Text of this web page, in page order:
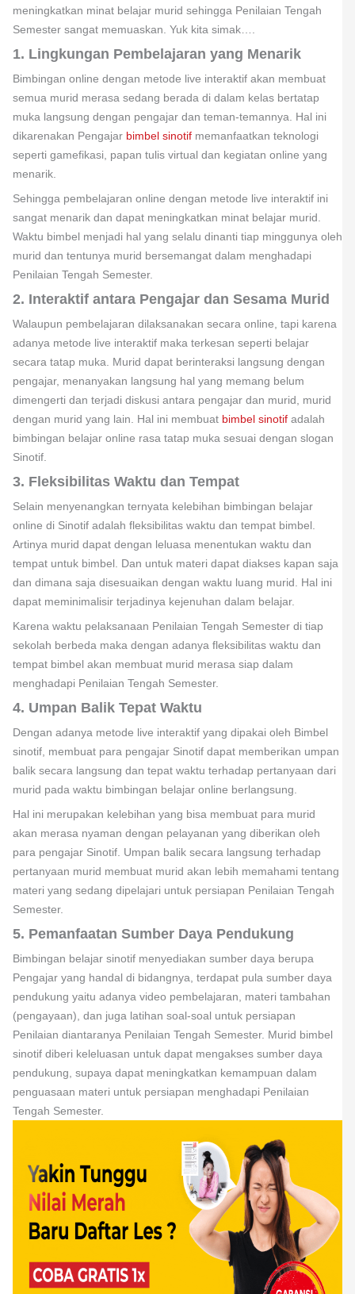
meningkatkan minat belajar murid sehingga Penilaian Tengah
Semester sangat memuaskan. Yuk kita simak….
1. Lingkungan Pembelajaran yang Menarik
Bimbingan online dengan metode live interaktif akan membuat
semua murid merasa sedang berada di dalam kelas bertatap
muka langsung dengan pengajar dan teman-temannya. Hal ini
dikarenakan Pengajar bimbel sinotif memanfaatkan teknologi
seperti gamefikasi, papan tulis virtual dan kegiatan online yang
menarik.
Sehingga pembelajaran online dengan metode live interaktif ini
sangat menarik dan dapat meningkatkan minat belajar murid.
Waktu bimbel menjadi hal yang selalu dinanti tiap minggunya oleh
murid dan tentunya murid bersemangat dalam menghadapi
Penilaian Tengah Semester.
2. Interaktif antara Pengajar dan Sesama Murid
Walaupun pembelajaran dilaksanakan secara online, tapi karena
adanya metode live interaktif maka terkesan seperti belajar
secara tatap muka. Murid dapat berinteraksi langsung dengan
pengajar, menanyakan langsung hal yang memang belum
dimengerti dan terjadi diskusi antara pengajar dan murid, murid
dengan murid yang lain. Hal ini membuat bimbel sinotif adalah
bimbingan belajar online rasa tatap muka sesuai dengan slogan
Sinotif.
3. Fleksibilitas Waktu dan Tempat
Selain menyenangkan ternyata kelebihan bimbingan belajar
online di Sinotif adalah fleksibilitas waktu dan tempat bimbel.
Artinya murid dapat dengan leluasa menentukan waktu dan
tempat untuk bimbel. Dan untuk materi dapat diakses kapan saja
dan dimana saja disesuaikan dengan waktu luang murid. Hal ini
dapat meminimalisir terjadinya kejenuhan dalam belajar.
Karena waktu pelaksanaan Penilaian Tengah Semester di tiap
sekolah berbeda maka dengan adanya fleksibilitas waktu dan
tempat bimbel akan membuat murid merasa siap dalam
menghadapi Penilaian Tengah Semester.
4. Umpan Balik Tepat Waktu
Dengan adanya metode live interaktif yang dipakai oleh Bimbel
sinotif, membuat para pengajar Sinotif dapat memberikan umpan
balik secara langsung dan tepat waktu terhadap pertanyaan dari
murid pada waktu bimbingan belajar online berlangsung.
Hal ini merupakan kelebihan yang bisa membuat para murid
akan merasa nyaman dengan pelayanan yang diberikan oleh
para pengajar Sinotif. Umpan balik secara langsung terhadap
pertanyaan murid membuat murid akan lebih memahami tentang
materi yang sedang dipelajari untuk persiapan Penilaian Tengah
Semester.
5. Pemanfaatan Sumber Daya Pendukung
Bimbingan belajar sinotif menyediakan sumber daya berupa
Pengajar yang handal di bidangnya, terdapat pula sumber daya
pendukung yaitu adanya video pembelajaran, materi tambahan
(pengayaan), dan juga latihan soal-soal untuk persiapan
Penilaian diantaranya Penilaian Tengah Semester. Murid bimbel
sinotif diberi keleluasan untuk dapat mengakses sumber daya
pendukung, supaya dapat meningkatkan kemampuan dalam
penguasaan materi untuk persiapan menghadapi Penilaian
Tengah Semester.